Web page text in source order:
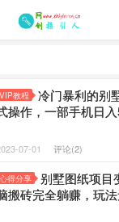
VIP教程
冷门暴利的别
操作，一部手机日入
07-01 评论(2)
心得分享
别墅图纸项目
搬砖完全躺赚，玩